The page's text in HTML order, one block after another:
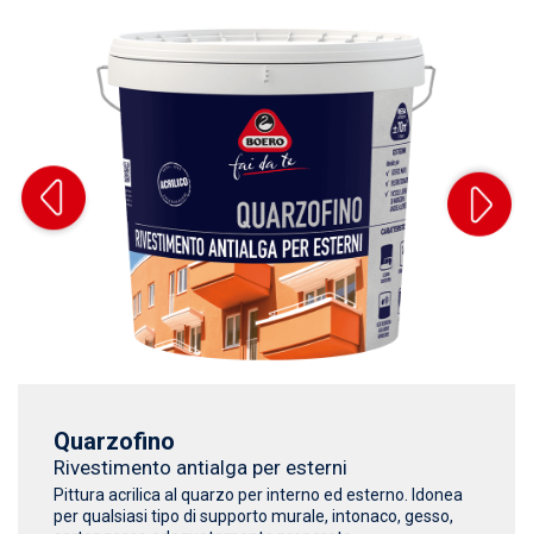
Quarzofino
Rivestimento antialga per esterni
Pittura acrilica al quarzo per interno ed esterno. Idonea
per qualsiasi tipo di supporto murale, intonaco, gesso,